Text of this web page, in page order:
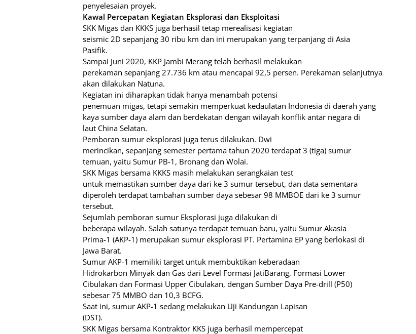
penyelesaian proyek.
Kawal Percepatan Kegiatan Eksplorasi dan Eksploitasi
SKK Migas dan KKKS juga berhasil tetap merealisasi kegiatan
seismic 2D sepanjang 30 ribu km dan ini merupakan yang terpanjang di Asia
Pasifik.
Sampai Juni 2020, KKP Jambi Merang telah berhasil melakukan
perekaman sepanjang 27.736 km atau mencapai 92,5 persen. Perekaman selanjutnya
akan dilakukan Natuna.
Kegiatan ini diharapkan tidak hanya menambah potensi
penemuan migas, tetapi semakin memperkuat kedaulatan Indonesia di daerah yang
kaya sumber daya alam dan berdekatan dengan wilayah konflik antar negara di
laut China Selatan.
Pemboran sumur eksplorasi juga terus dilakukan. Dwi
merincikan, sepanjang semester pertama tahun 2020 terdapat 3 (tiga) sumur
temuan, yaitu Sumur PB-1, Bronang dan Wolai.
SKK Migas bersama KKKS masih melakukan serangkaian test
untuk memastikan sumber daya dari ke 3 sumur tersebut, dan data sementara
diperoleh terdapat tambahan sumber daya sebesar 98 MMBOE dari ke 3 sumur
tersebut.
Sejumlah pemboran sumur Eksplorasi juga dilakukan di
beberapa wilayah. Salah satunya terdapat temuan baru, yaitu Sumur Akasia
Prima-1 (AKP-1) merupakan sumur eksplorasi PT. Pertamina EP yang berlokasi di
Jawa Barat.
Sumur AKP-1 memiliki target untuk membuktikan keberadaan
Hidrokarbon Minyak dan Gas dari Level Formasi JatiBarang, Formasi Lower
Cibulakan dan Formasi Upper Cibulakan, dengan Sumber Daya Pre-drill (P50)
sebesar 75 MMBO dan 10,3 BCFG.
Saat ini, sumur AKP-1 sedang melakukan Uji Kandungan Lapisan
(DST).
SKK Migas bersama Kontraktor KKS juga berhasil mempercepat